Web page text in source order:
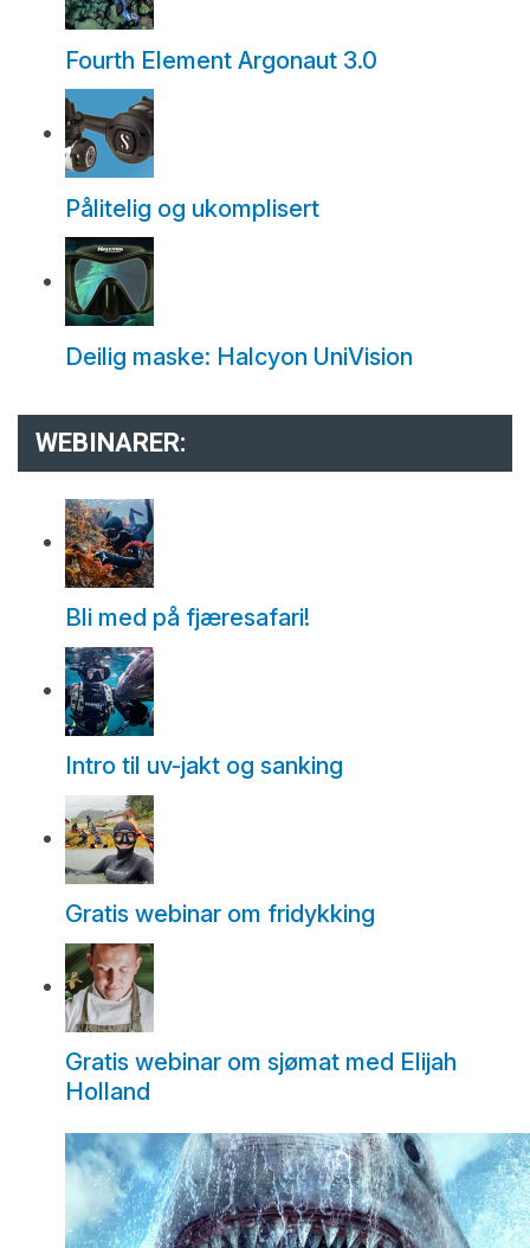
Fourth Element Argonaut 3.0
Pålitelig og ukomplisert
Deilig maske: Halcyon UniVision
WEBINARER:
Bli med på fjæresafari!
Intro til uv-jakt og sanking
Gratis webinar om fridykking
Gratis webinar om sjømat med Elijah
Holland